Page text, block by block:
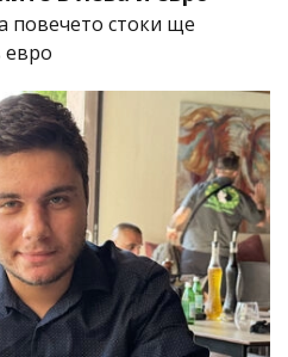
повечето стоки ще
евро